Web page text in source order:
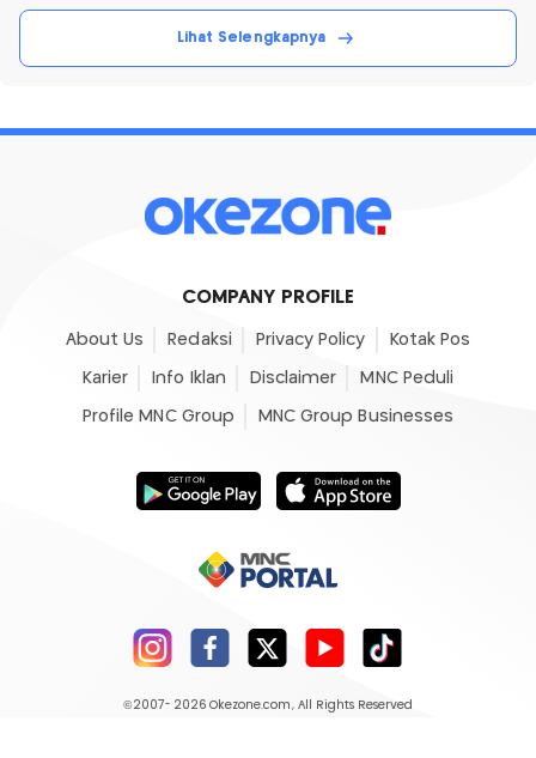
Lihat Selengkapnya
COMPANY PROFILE
About Us Redaksi Privacy Policy Kotak Pos
Karier Info Iklan Disclaimer MNC Peduli
Profile MNC Group MNC Group Businesses
©2007- 2026 Okezone.com , All Rights Reserved